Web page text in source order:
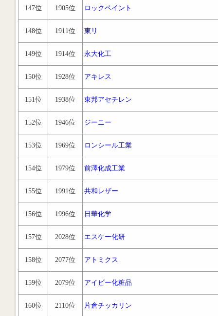
147位 1905位 ロックペイント
148位 1911位 東リ
149位 1914位 永大化工
150位 1928位 アキレス
151位 1938位 東邦アセチレン
152位 1946位 ジーニー
153位 1969位 ロンシール工業
154位 1979位 前澤化成工業
155位 1991位 共和レザー
156位 1996位 日華化学
157位 2028位 エスケー化研
158位 2077位 アトミクス
159位 2079位 アイビー化粧品
160位 2110位 片倉チッカリン